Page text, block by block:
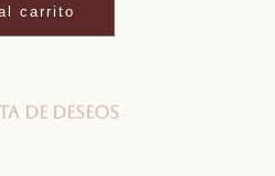
carrito
de deseos